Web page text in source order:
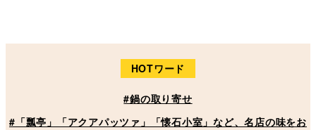
HOTワード
#鍋の取り寄せ
#「瓢亭」「アクアパッツァ」「懐石小室」など、名店の味をお